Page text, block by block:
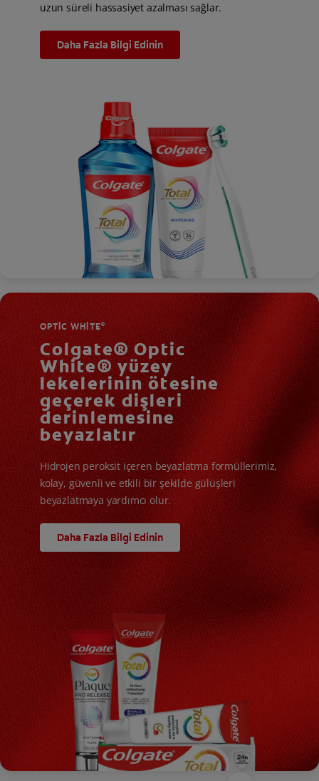
uzun süreli hassasiyet azalması sağlar.
Daha Fazla Bilgi Edinin
OPTIC WHITE®
Colgate® Optic
White® yüzey
lekelerinin ötesine
geçerek dişleri
derinlemesine
beyazlatır
Hidrojen peroksit içeren beyazlatma formüllerimiz,
kolay, güvenli ve etkili bir şekilde gülüşleri
beyazlatmaya yardımcı olur.
Daha Fazla Bilgi Edinin